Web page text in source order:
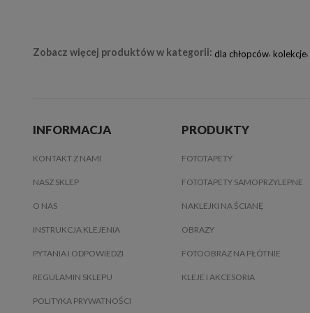
Zobacz więcej produktów w kategorii: dla chłopców, kolekcje,
INFORMACJA
KONTAKT Z NAMI
NASZ SKLEP
O NAS
INSTRUKCJA KLEJENIA
PYTANIA I ODPOWIEDZI
REGULAMIN SKLEPU
POLITYKA PRYWATNOŚCI
PRODUKTY
FOTOTAPETY
FOTOTAPETY SAMOPRZYLEPNE
NAKLEJKI NA ŚCIANĘ
OBRAZY
FOTOOBRAZ NA PŁÓTNIE
KLEJE I AKCESORIA